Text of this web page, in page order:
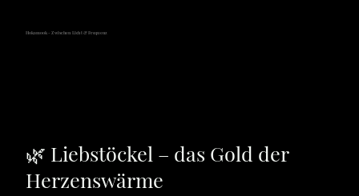
Hokamook - Zwischen Licht & Frequenz
🌿 Liebstöckel – das Gold der
Herzenswärme